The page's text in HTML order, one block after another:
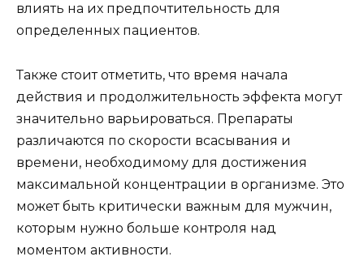
влиять на их предпочтительность для
определенных пациентов.
Также стоит отметить, что время начала
действия и продолжительность эффекта могут
значительно варьироваться. Препараты
различаются по скорости всасывания и
времени, необходимому для достижения
максимальной концентрации в организме. Это
может быть критически важным для мужчин,
которым нужно больше контроля над
моментом активности.